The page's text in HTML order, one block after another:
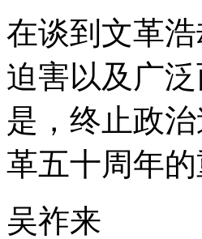
在谈到文革
迫害以及广
是，终止政
革五十周年的
吴祚来